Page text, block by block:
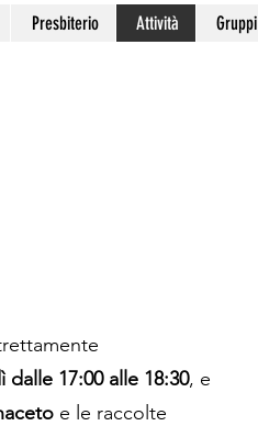
Presbiterio Attività Gruppi
17:00 alle 18:30, e
e le raccolte